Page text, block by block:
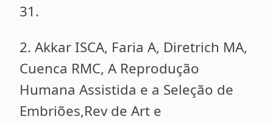
31.
2. Akkar ISCA, Faria A, Diretrich MA,
Cuenca RMC, A Reprodução
Humana Assistida e a Seleção de
Embriões,Rev de Art e